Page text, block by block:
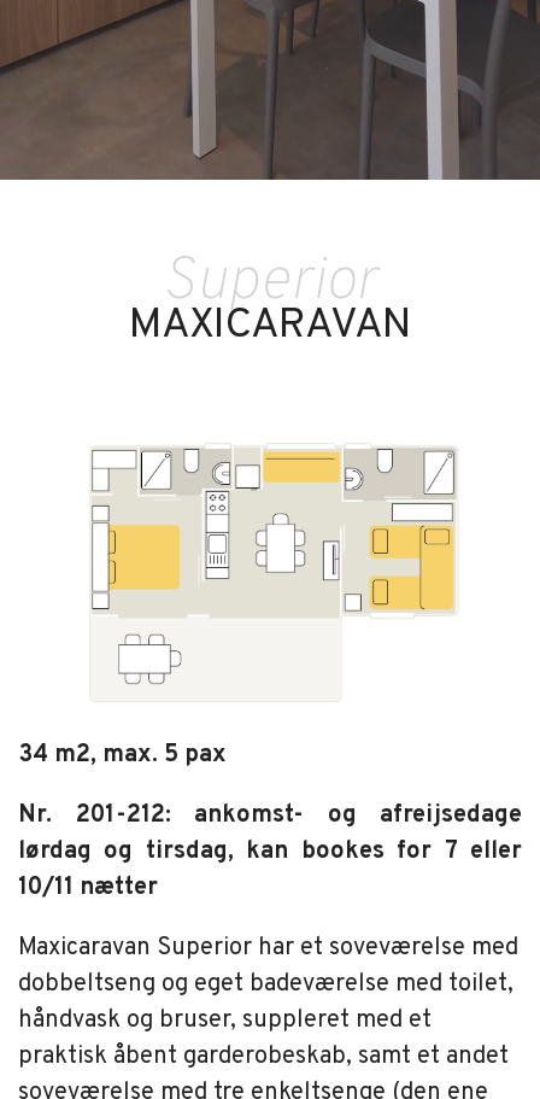
MAXICARAVAN
Superior
34 m2, max. 5 pax
Nr. 201-212: ankomst- og afreijsedage
lørdag og tirsdag, kan bookes for 7 eller
10/11 nætter
Maxicaravan Superior har et soveværelse med
dobbeltseng og eget badeværelse med toilet,
håndvask og bruser, suppleret med et
praktisk åbent garderobeskab, samt et andet
soveværelse med tre enkeltsenge (den ene